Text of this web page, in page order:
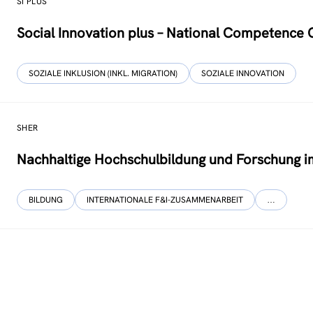
Social Innovation plus – National Competence
SOZIALE INKLUSION (INKL. MIGRATION) SOZIALE INNOVATION
SHER
Nachhaltige Hochschulbildung und Forschung
BILDUNG INTERNATIONALE F&I-ZUSAMMENARBEIT …